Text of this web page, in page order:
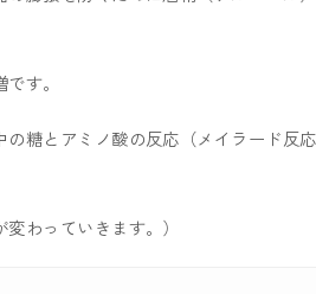
す。
糖とアミノ酸の反応（メイラード反
わっていきます。）